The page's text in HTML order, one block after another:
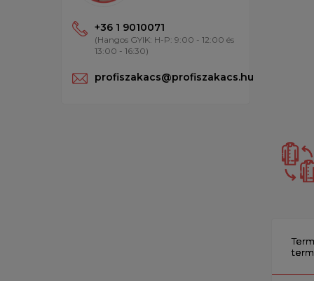
+36 1 9010071
(Hangos GYIK: H-P: 9:00 - 12:00 és
13:00 - 16:30)
profiszakacs@profiszakacs.hu